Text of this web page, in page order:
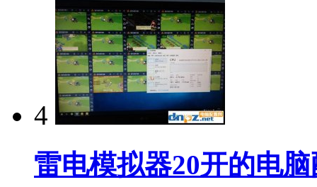
4
雷电模拟器20开的电